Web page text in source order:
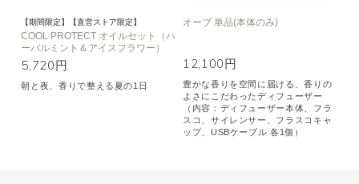
【期間限定】【直営ストア限定】
COOL PROTECT オイルセット（ハ
ーバルミント＆アイスフラワー）
5,720円
朝と夜、香りで整える夏の1日
オーブ 単品(本体のみ)
12,100円
豊かな香りを空間に届ける、香りの
よさにこだわったディフューザー
（内容：ディフューザー本体、フラ
スコ、サイレンサー、フラスコキャ
ップ、USBケーブル 各1個）